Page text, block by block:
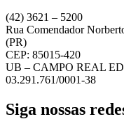
(42) 3621 – 5200
Rua Comendador
(PR)
CEP: 85015-420
UB – CAMPO REAL
03.291.761/0001-38
Siga nossas